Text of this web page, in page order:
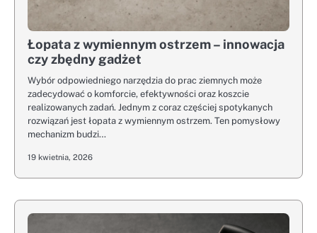
Łopata z wymiennym ostrzem – innowacja
czy zbędny gadżet
Wybór odpowiedniego narzędzia do prac ziemnych może
zadecydować o komforcie, efektywności oraz koszcie
realizowanych zadań. Jednym z coraz częściej spotykanych
rozwiązań jest łopata z wymiennym ostrzem. Ten pomysłowy
mechanizm budzi…
19 kwietnia, 2026